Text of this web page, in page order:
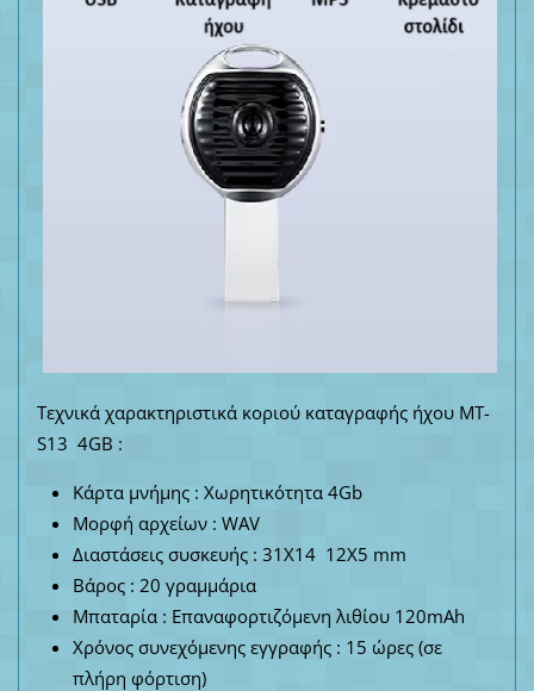
Τεχνικά χαρακτηριστικά κοριού καταγραφής ήχου MT-
S13 4GB :
Κάρτα μνήμης : Χωρητικότητα 4Gb
Μορφή αρχείων : WAV
Διαστάσεις συσκευής : 31X14 12X5 mm
Βάρος : 20 γραμμάρια
Μπαταρία : Επαναφορτιζόμενη λιθίου 120mAh
Χρόνος συνεχόμενης εγγραφής : 15 ώρες (σε
πλήρη φόρτιση)